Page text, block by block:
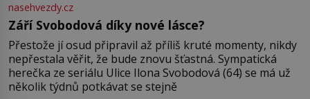
nasehvezdy.cz
Září Svobodová díky nové lásce?
Přestože jí osud připravil až příliš kruté momenty, nikdy
nepřestala věřit, že bude znovu šťastná. Sympatická
herečka ze seriálu Ulice Ilona Svobodová (64) se má už
několik týdnů potkávat se stejně